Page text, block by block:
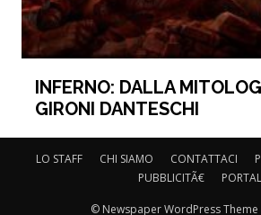
INFERNO: DALLA
GIRONI DANTESCHI
LO STAFF CHI SIAMO CONTATTACI
PUBBLICITÃ€
© Newspaper WordPress Theme